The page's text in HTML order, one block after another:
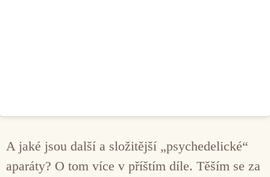
A jaké jsou další a složitější „psychedelické“
aparáty? O tom více v příštím díle. Těším se za